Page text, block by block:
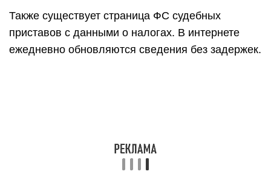
Также существует страница ФС судебных
приставов с данными о налогах. В интернете
ежедневно обновляются сведения без задержек.